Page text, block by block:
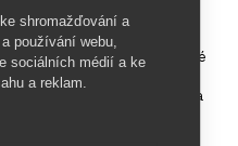
meditace a
fotbale v Kataru. Nabídne
i dobrovolníkům předplatné
s Calm bude pokrývat
fotbalu v Austrálii a na
turnaj Nations Cup.
slevu z předplatného.
shromažďování a
používání webu,
sociálních médií a ke
a reklam.